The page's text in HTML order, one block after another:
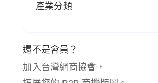
產業分類
還不是會員？
加入台灣網商協會，